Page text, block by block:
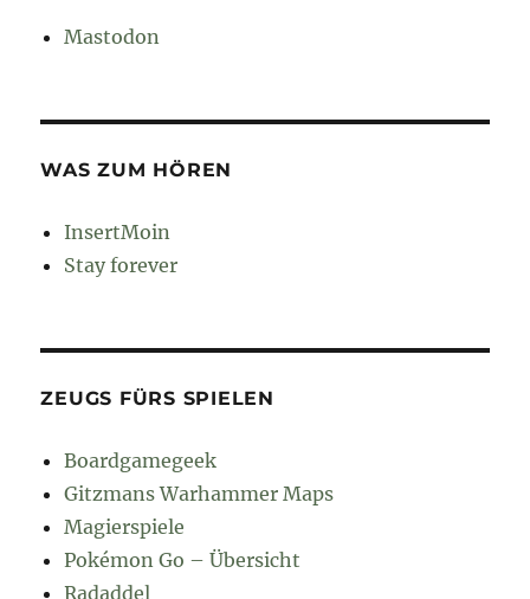
Mastodon
WAS ZUM HÖREN
InsertMoin
Stay forever
ZEUGS FÜRS SPIELEN
Boardgamegeek
Gitzmans Warhammer Maps
Magierspiele
Pokémon Go – Übersicht
Radaddel